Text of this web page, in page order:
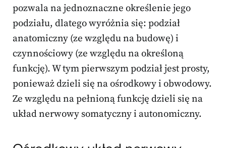
pozwala na jednoznaczne określenie jego
podziału, dlatego wyróżnia się: podział
anatomiczny (ze względu na budowę) i
czynnościowy (ze względu na określoną
funkcję). W tym pierwszym podział jest prosty,
ponieważ dzieli się na ośrodkowy i obwodowy.
Ze względu na pełnioną funkcję dzieli się na
układ nerwowy somatyczny i autonomiczny.